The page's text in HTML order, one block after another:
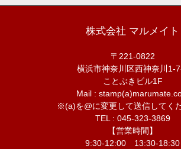
株式会社 マルメイト
〒221-0822
横浜市神奈川区西神奈川1-
ことぶきビル1F
Mail :
※(a)を@に変更して送信してくだ
TEL : 045-323-3869
【営業時間】
9:30-12:00 13:30-18:30